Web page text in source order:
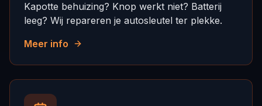
Kapotte behuizing? Knop werkt niet? Batterij
leeg? Wij repareren je autosleutel ter plekke.
Meer info